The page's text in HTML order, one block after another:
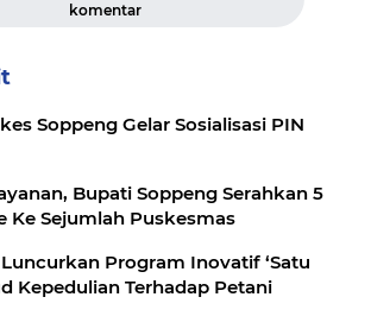
komentar
Soppeng Gelar Sosialisasi PIN
Bupati Soppeng Serahkan 5
Ke Sejumlah Puskesmas
Program Inovatif ‘Satu
Kepedulian Terhadap Petani